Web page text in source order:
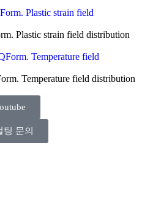
Plastic strain field distribution
Temperature field distribution
팅 문의